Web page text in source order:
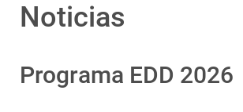
Noticias
Programa EDD 2026